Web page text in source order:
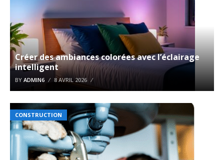
Créer des ambiances colorées avec l’éclairage
intelligent
BY ADMIN6 8 AVRIL 2026
CONSTRUCTION